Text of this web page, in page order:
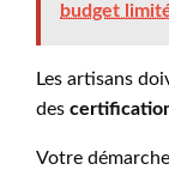
budget
Les artisans
des
Votre